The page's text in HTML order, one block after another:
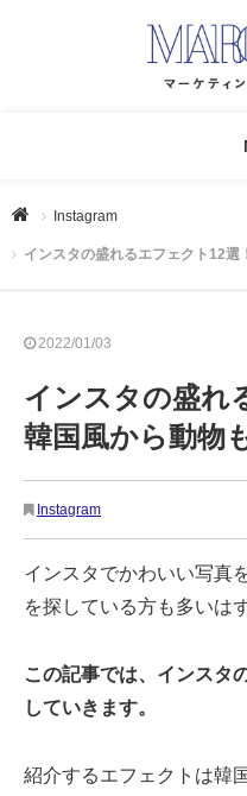
Instagram
インスタの盛れるエフェクト12選
2022/01/03
インスタの盛れ
韓国風から動物
Instagram
インスタでかわいい写真
を探している方も多いはず
この記事では、インスタ
していきます。
紹介するエフェクトは韓